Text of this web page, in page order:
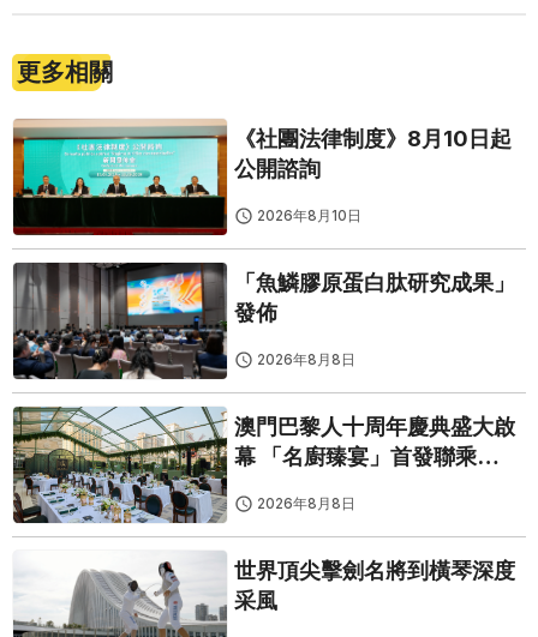
更多相關
《社團法律制度》8月10日起
公開諮詢
2026年8月10日
「魚鱗膠原蛋白肽研究成果」
發佈
2026年8月8日
澳門巴黎人十周年慶典盛大啟
幕 「名廚臻宴」首發聯乘
2026年8月8日
世界頂尖擊劍名將到橫琴深度
采風